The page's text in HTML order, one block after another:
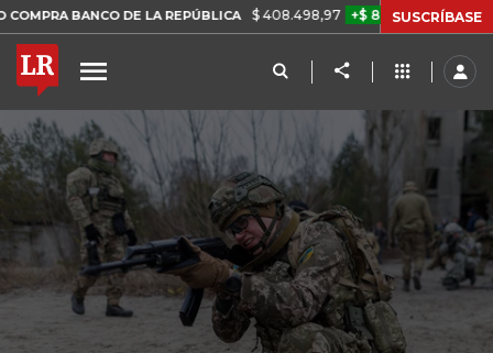
DE LA REPÚBLICA $ 408.498,97 +$ 8.753,81 +2,19% TASA
SUSCRÍBASE